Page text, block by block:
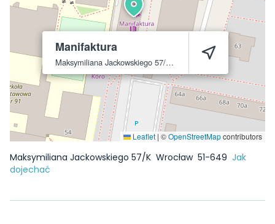
Manifaktura
Maksymiliana Jackowskiego 57/K 51-649
Leaflet |©OpenStreetMapcontributors
Maksymiliana Jackowskiego 57/K Wrocław 51-649 Jak
dojechać